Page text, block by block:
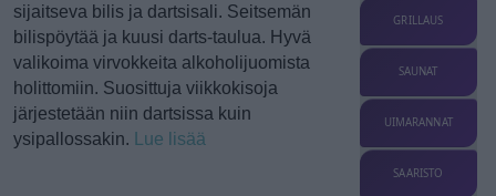
sijaitseva bilis ja dartsisali. Seitsemän
bilispöytää ja kuusi darts-taulua. Hyvä
valikoima virvokkeita alkoholijuomista
holittomiin. Suosittuja viikkokisoja
järjestetään niin dartsissa kuin
ysipallossakin.
Lue lisää
GRILLAUS
SAUNAT
UIMARANNAT
SAARISTO